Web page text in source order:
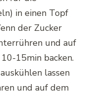
in einen Topf
der Zucker
und auf
15min backen.
lassen
und auf dem